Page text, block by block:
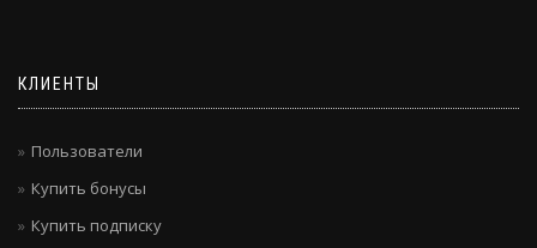
КЛИЕНТЫ
Пользователи
Купить бонусы
Купить подписку